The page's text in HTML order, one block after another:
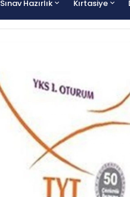
Sınav Hazırlık Kırtasiye